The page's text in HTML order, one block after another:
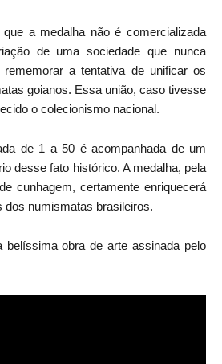
a medalha não é comercializada
de uma sociedade que nunca
a tentativa de unificar os
goianos. Essa união, caso tivesse
o colecionismo nacional.
de 1 a 50 é acompanhada de um
desse fato histórico. A medalha, pela
cunhagem, certamente enriquecerá
dos numismatas brasileiros.
belíssima obra de arte assinada pelo